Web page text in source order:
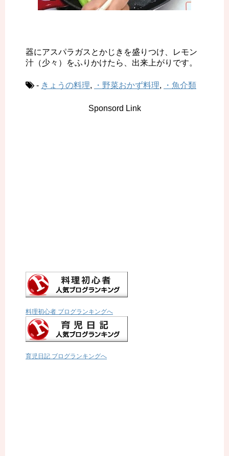
器にアスパラガスとかじきを盛りつけ、レモン
汁（少々）をふりかけたら、出来上がりです。
- きょうの料理, ・野菜おかず料理, ・魚介類
Sponsord Link
料理初心者 ブログランキングへ
育児日記 ブログランキングへ